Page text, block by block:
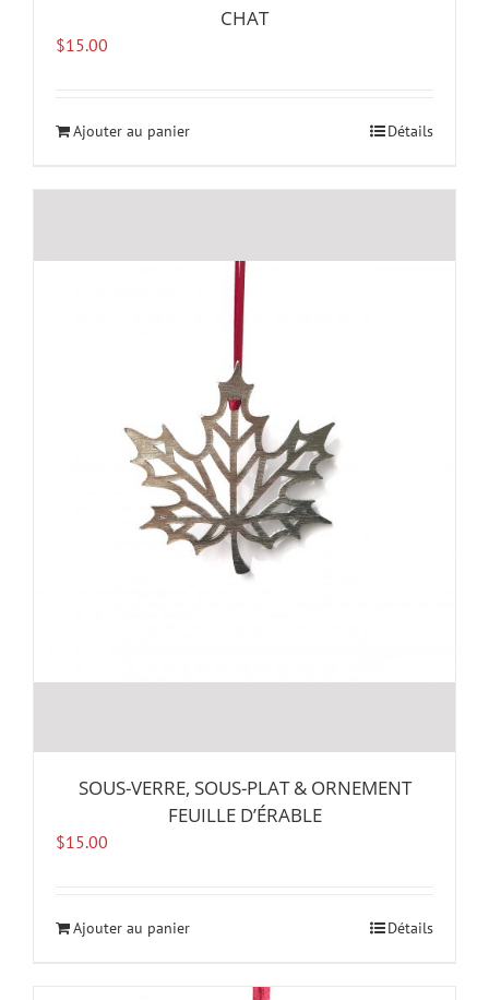
CHAT
$15.00
Ajouter au panier Détails
SOUS-VERRE, SOUS-PLAT & ORNEMENT
FEUILLE D’ÉRABLE
$15.00
Ajouter au panier Détails